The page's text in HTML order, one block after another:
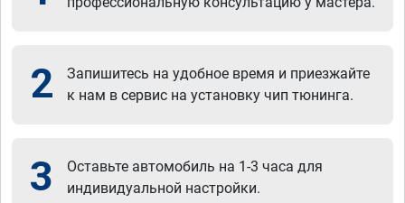
2
Запишитесь на удобное время и приезжайте
к нам в сервис на установку чип тюнинга.
3
Оставьте автомобиль на 1-3 часа для
индивидуальной настройки.